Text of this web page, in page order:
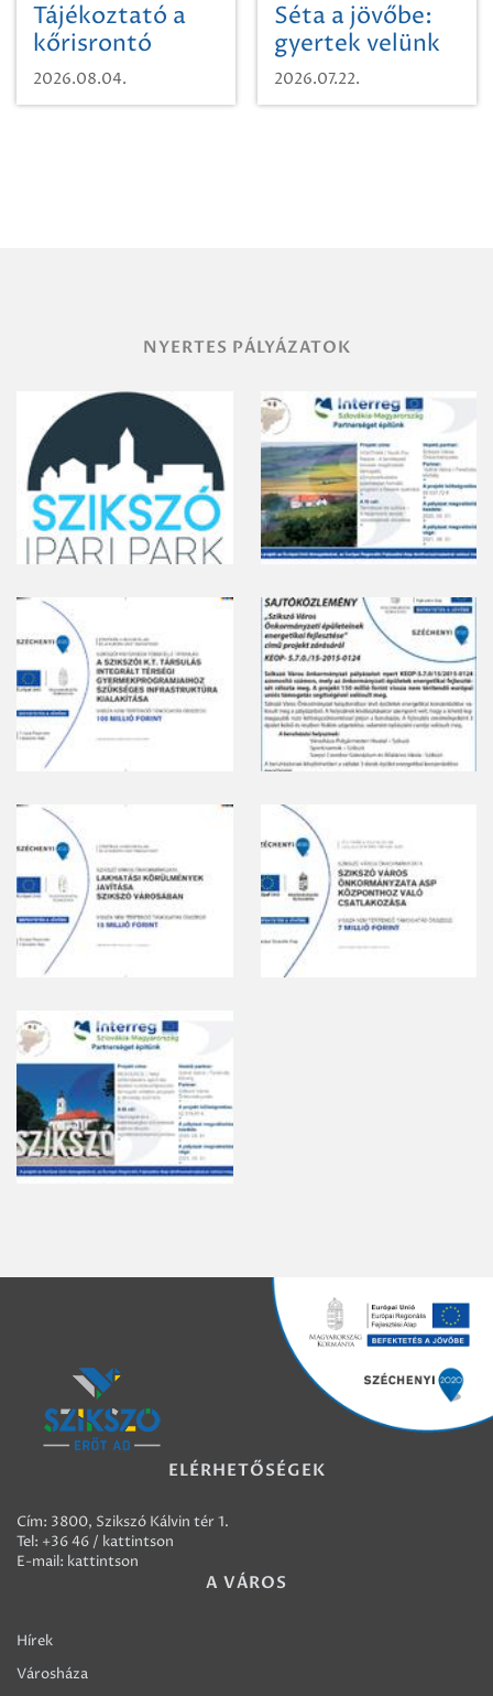
Tájékoztató a
kőrisrontó
karcsúdíszbogárról
2026.08.04.
Séta a jövőbe:
gyertek velünk
egy városi
időutazásra!
2026.07.22.
NYERTES PÁLYÁZATOK
ELÉRHETŐSÉGEK
Cím: 3800, Szikszó Kálvin tér 1.
Tel: +36 46 / kattintson
E-mail: kattintson
A VÁROS
Hírek
Városháza